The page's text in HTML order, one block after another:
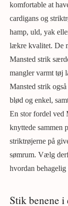
komfortable at
cardigans og
hamp, uld, yak
lækre kvalitet. De
Mansted strik
mangler varmt tøj
Mansted strik
blød og enkel,
En stor fordel ved
knyttede sammen
striktrøjerne på
sømrum. Vælg
hvordan
Stik benene